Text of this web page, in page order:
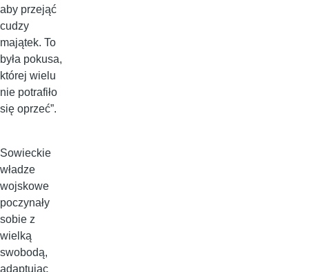
aby przejąć
cudzy
majątek. To
była pokusa,
której wielu
nie potrafiło
się oprzeć”.
Sowieckie
władze
wojskowe
poczynały
sobie z
wielką
swobodą,
adaptując